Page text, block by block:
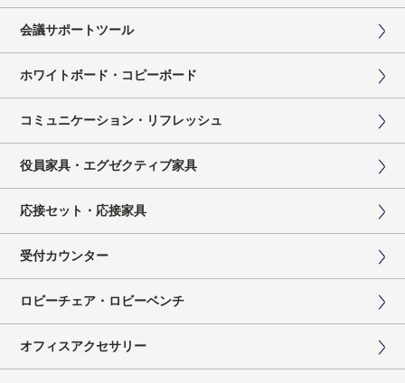
会議サポートツール
ホワイトボード・コピーボード
コミュニケーション・リフレッシュ
役員家具・エグゼクティブ家具
応接セット・応接家具
受付カウンター
ロビーチェア・ロビーベンチ
オフィスアクセサリー